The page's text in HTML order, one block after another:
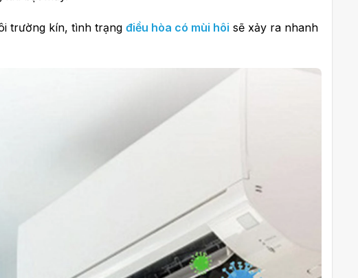
trường kín, tình trạng điều hòa có mùi hôi sẽ xảy ra nhanh